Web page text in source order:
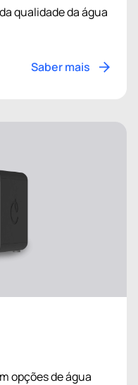
qualidade da água
Saber mais
opções de água